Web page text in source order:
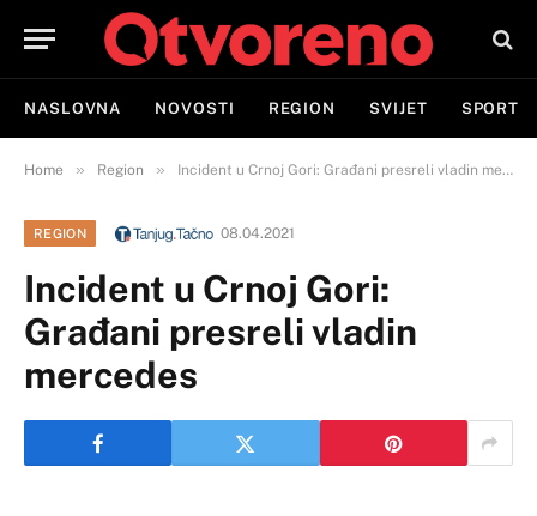
NASLOVNA NOVOSTI REGION SVIJET SPORT
Home » Region » Incident u Crnoj Gori: Građani presreli vladin mercedes
REGION 08.04.2021
Incident u Crnoj Gori:
Građani presreli vladin
mercedes